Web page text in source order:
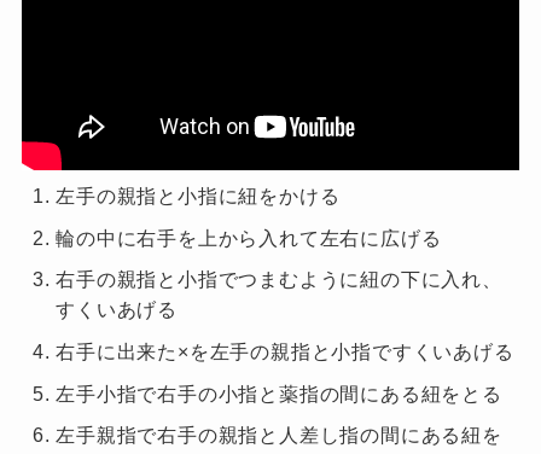
左手の親指と小指に紐をかける
輪の中に右手を上から入れて左右に広げる
右手の親指と小指でつまむように紐の下に入れ、
すくいあげる
右手に出来た×を左手の親指と小指ですくいあげる
左手小指で右手の小指と薬指の間にある紐をとる
左手親指で右手の親指と人差し指の間にある紐を